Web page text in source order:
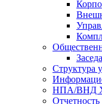
Структура
НПА/ВНД